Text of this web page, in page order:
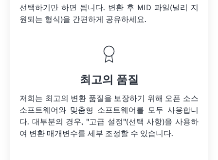
선택하기만 하면 됩니다. 변환 후 MID 파일(널리 지
원되는 형식)을 간편하게 공유하세요.
최고의 품질
저희는 최고의 변환 품질을 보장하기 위해 오픈 소스
소프트웨어와 맞춤형 소프트웨어를 모두 사용합니
다. 대부분의 경우, "고급 설정"(선택 사항)을 사용하
여 변환 매개변수를 세부 조정할 수 있습니다.